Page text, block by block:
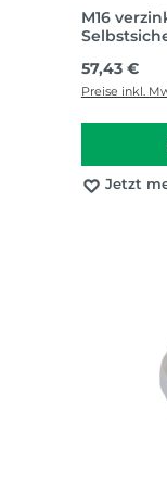
M16
Regulärer
57,43 €
Preise inkl.
Jetzt